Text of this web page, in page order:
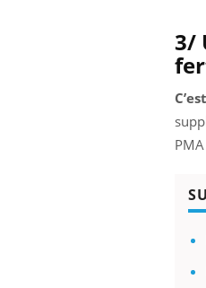
3/
Carence en